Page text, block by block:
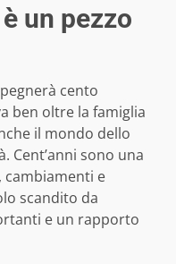
un pezzo
cento
ben oltre la famiglia
il mondo dello
Cent’anni sono una
cambiamenti e
scandito da
e un rapporto